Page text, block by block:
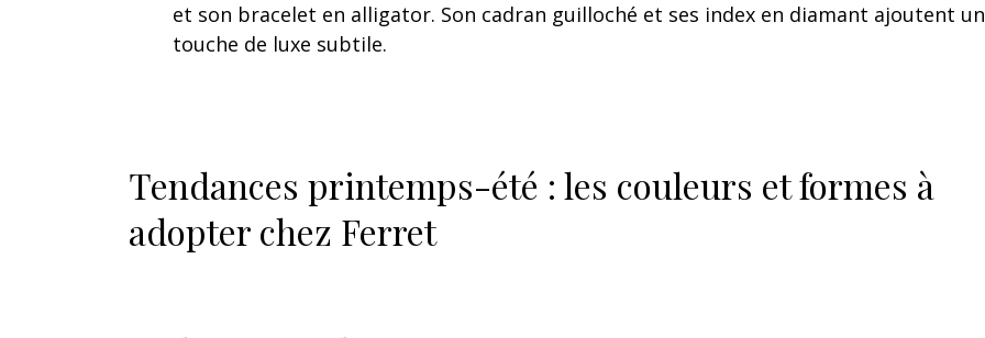
et son bracelet en alligator. Son cadran guilloché et ses index en diamant ajoutent
touche de luxe subtile.
Tendances printemps-été : les couleurs et formes à
adopter chez Ferret